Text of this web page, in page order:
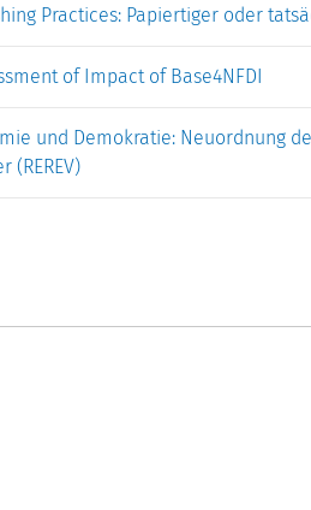
Practices: Papiertiger oder
of Impact of Base4NFDI
und Demokratie: Neuordnung
(REREV)